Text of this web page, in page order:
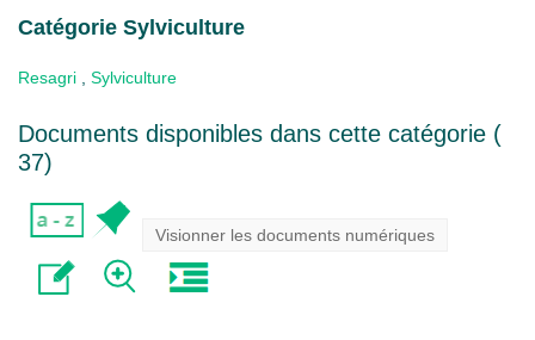
Catégorie Sylviculture
Resagri Sylviculture
Documents disponibles dans cette catégorie (
37)
Visionner les documents numériques